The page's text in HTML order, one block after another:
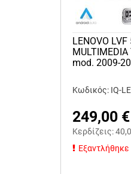
LENOVO
MULTIMEDIA
mod. 2009-
Κωδικός: IQ-
249,00 €
Κερδίζεις:
Εξαντλήθηκε